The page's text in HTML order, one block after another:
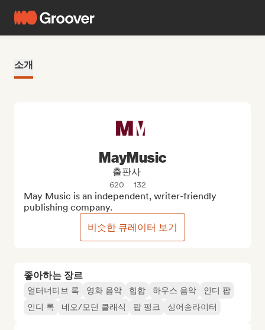
소개
좋아하는 장르
얼터너티브 록 영화 음악 힙합 하우스 음악
인디 팝
인디 록
네오/모던 클래식 팝 펑크 싱어송라이터
MayMusic
출판사
620 132
May Music is an independent, writer-friendly
publishing company.
비슷한 큐레이터 보기